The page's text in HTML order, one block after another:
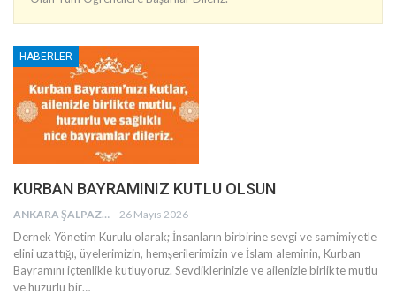
HABERLER
KURBAN BAYRAMINIZ KUTLU OLSUN
ANKARA ŞALPAZARI AĞASARLILAR EĞITIM KÜLTÜR VE DAYANIŞMA DERNEĞI 26 Mayıs 2026
Dernek Yönetim Kurulu olarak; İnsanların birbirine sevgi ve samimiyetle
elini uzattığı, üyelerimizin, hemşerilerimizin ve İslam aleminin, Kurban
Bayramını içtenlikle kutluyoruz. Sevdiklerinizle ve ailenizle birlikte mutlu
ve huzurlu bir…